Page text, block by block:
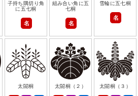
子持ち隅切り角
に五七桐
名
組み合い角に五
七桐
名
雪輪に五七桐
名
太閤桐 太閤桐（２） 太閤桐（３）